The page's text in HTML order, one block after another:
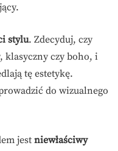
stylu. Zdecyduj, czy
klasyczny czy boho, i
tę estetykę.
do wizualnego
jest niewłaściwy